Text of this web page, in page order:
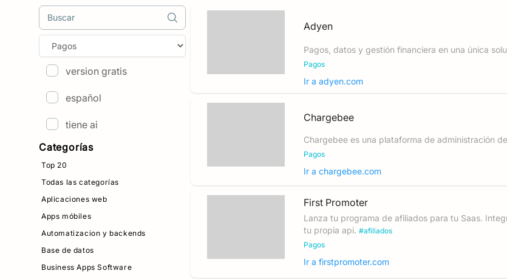
Buscar
version gratis
español
tiene ai
Categorías
Top 20
Todas las categorías
Aplicaciones web
Apps móbiles
Automatizacion y backends
Base de datos
Business Apps Software
Adyen
Pagos, datos y gestión financiera en una única
Pagos
Ir a adyen.com
Chargebee
Chargebee es una plataforma de administración
Pagos
Ir a chargebee.com
First Promoter
Lanza tu programa de afiliados para tu Saas.
tu propia api. #afiliados
Pagos
Ir a firstpromoter.com